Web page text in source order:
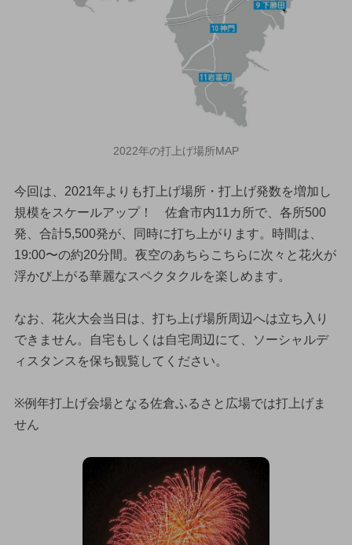
2022年の打上げ場所MAP
今回は、2021年よりも打上げ場所・打上げ発数を増加し
規模をスケールアップ！ 佐倉市内11カ所で、各所500
発、合計5,500発が、同時に打ち上がります。時間は、
19:00〜の約20分間。夜空のあちらこちらに次々と花火が
浮かび上がる華麗なスペクタクルを楽しめます。
なお、花火大会当日は、打ち上げ場所周辺へは立ち入り
できません。自宅もしくは自宅周辺にて、ソーシャルデ
ィスタンスを保ち観覧してください。
※例年打上げ会場となる佐倉ふるさと広場では打上げま
せん